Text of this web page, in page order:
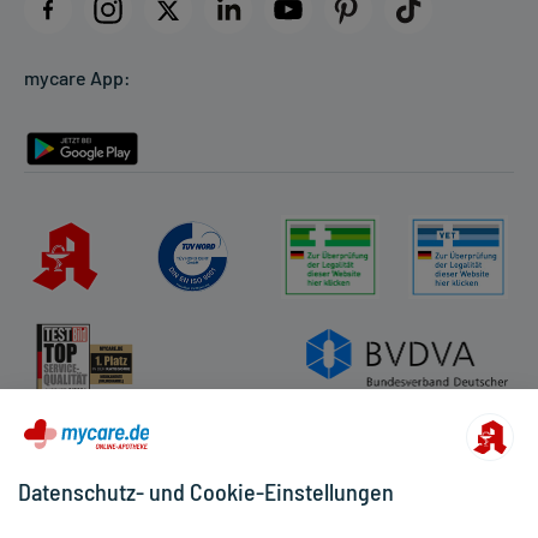
Datenschutz
Rückgabe/Widerruf
mycare App:
Datenschutz- und Cookie-Einstellungen